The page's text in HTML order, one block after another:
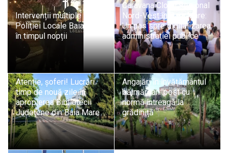
Intervenții multiple ale
Poliției Locale Baia Mare
în timpul nopții
Caravana Cloud Regional
Nord-Vest în Baia Mare:
Un pas spre digitalizarea
administrației publice
Atenție, șoferi! Lucrări
timp de nouă zile în
apropierea Bibliotecii
Județene din Baia Mare
Angajări în învățământul
băimărean: post cu
normă întreagă la
grădiniță